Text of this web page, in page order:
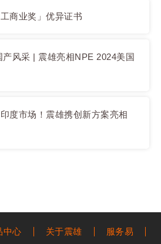
商业奖」优异证书
风采 | 震雄亮相NPE 2024美国
度市场！震雄携创新方案亮相
中心 关于震雄 服务易